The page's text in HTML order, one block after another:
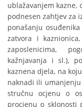
ublažavanjem kazne,
podnesen zahtjev za
ponašanju
zatvora i
zaposlenicima,
kažnjavanja i sl.),
kaznena djela, na
naknadi ili
stručnu ocjenu o
procjenu o sklonosti